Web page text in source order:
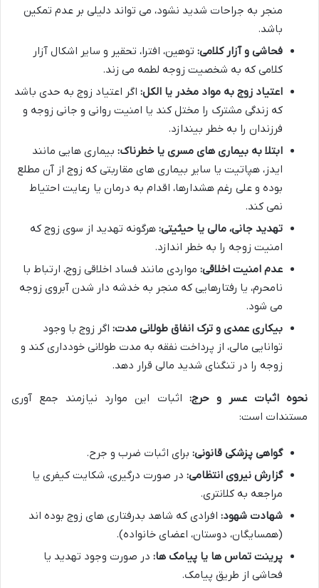
منجر به جراحات شدید نشود، می تواند دلیلی بر عدم تمکین
باشد.
فحاشی و آزار کلامی: توهین، افترا، تحقیر و سایر اشکال آزار
کلامی که به شخصیت زوجه لطمه می زند.
اعتیاد زوج به مواد مخدر یا الکل: اگر اعتیاد زوج به حدی باشد
که زندگی مشترک را مختل کند یا امنیت روانی و جانی زوجه و
فرزندان را به خطر بیندازد.
ابتلا به بیماری های مسری یا خطرناک: بیماری هایی مانند
ایدز، هپاتیت یا سایر بیماری های مقاربتی که زوج از آن مطلع
بوده و علی رغم هشدارها، اقدام به درمان یا رعایت احتیاط
نمی کند.
تهدید جانی، مالی یا حیثیتی: هرگونه تهدید از سوی زوج که
امنیت زوجه را به خطر اندازد.
عدم امنیت اخلاقی: مواردی مانند فساد اخلاقی زوج، ارتباط با
نامحرم، یا رفتارهایی که منجر به خدشه دار شدن آبروی زوجه
می شود.
بیکاری عمدی و ترک انفاق طولانی مدت: اگر زوج با وجود
توانایی مالی، از پرداخت نفقه به مدت طولانی خودداری کند و
زوجه را در تنگنای شدید مالی قرار دهد.
نحوه اثبات عسر و حرج: اثبات این موارد نیازمند جمع آوری
مستندات است:
گواهی پزشکی قانونی: برای اثبات ضرب و جرح.
گزارش نیروی انتظامی: در صورت درگیری، شکایت کیفری یا
مراجعه به کلانتری.
شهادت شهود: افرادی که شاهد بدرفتاری های زوج بوده اند
(همسایگان، دوستان، اعضای خانواده).
پرینت تماس ها یا پیامک ها: در صورت وجود تهدید یا
فحاشی از طریق پیامک.